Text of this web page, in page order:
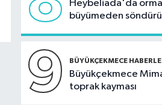
Heybeliada'da
büyümeden
9 BÜYÜKÇEKMECE
Büyükçekmece
toprak kayması